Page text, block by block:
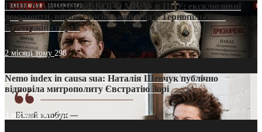
ПРИСМАК «РУССЬКОГО МІРА» в ПЦУ: ексклюзивні
документи, вирок і російський слід у Тернопільсько-
Бучацькій єпархії
2 місяці тому 298
Nemo iudex in causa sua: Наталія Шевчук публічно
відповіла митрополиту Євстратію Зорі
3 місяці тому214